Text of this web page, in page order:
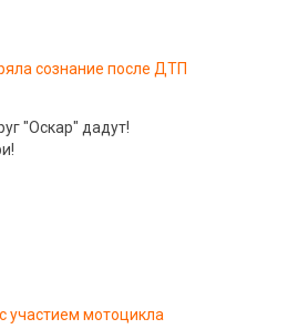
сознание после ДТП
"Оскар" дадут!
участием мотоцикла